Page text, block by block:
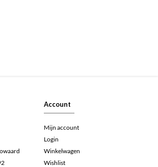
Account
Mijn account
Login
Winkelwagen
Wishlist